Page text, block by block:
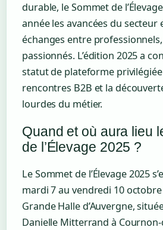
durable, le Sommet de
année les avancées du secteur
échanges entre
passionnés. L’édition 2025 a
statut de plateforme
rencontres B2B et la
lourdes du métier.
Quand et où aura lieu
de l’Élevage 2025 ?
Le Sommet de l’Élevage 2025
mardi 7 au vendredi 10 octobre
Grande Halle d’Auvergne,
Danielle Mitterrand à Cournon-